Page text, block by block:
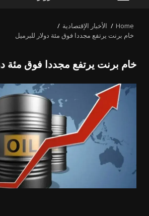
Home
الأخبار الإقتصادية
خام برنت يرتفع مجددا فوق مئة دولار للبرميل
خام برنت يرتفع مجددا فوق مئة